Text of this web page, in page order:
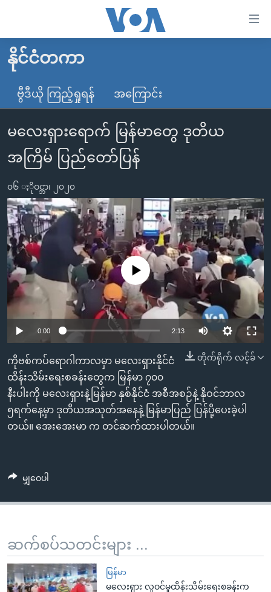
လွယ်ကူ
စေ
သည့်
များ
ပင်မ
သို့
ကျော်
ကြည့်
ရန်
ပင်မ
အ
ညွန်း
စာမျက်နှာ
ကြည့်
ရန်
ရှာဖွေ
ရန်
နေရာ
မူလစာမျက်နှာ
မြန်မာ
ကမ္ဘာ့သတင်းများ
နိုင်ငံတကာ
အမေရိကန်
အစ္စရေး-ပါလက်စတိုင်း
ဗွီဒီယို
သတင်းလွတ်လပ်ခွင့်
ရပ်ဝန်းတခု လမ်းတခု အလွန်
အင်္ဂလိပ်စာလေ့လာမယ်
အမေရိကန်သုံးအီဒီယံ
မကြေးမုံရဲ့ အင်္ဂလိပ်စာ
ရုပ်ရှင်ထဲက အင်္ဂလိပ်စာ
သုတပဒေသာ အင်္ဂလိပ်စာ
အပတ်စဉ်ကဏ္ဍများ
ရေဒီယို
တီဗွီ
ရေဒီယိုနှင့်ရုပ်သံ အချက်အလက်များ
ရေဒီယို/တီဗွီအစီအစဉ်
Learning English
ဗွီအိုအေ လူမှုကွန်ယက်များ
ဘာသာစကားများ
နိုင်ငံတကာ
ဗွီဒီယို ကြည့်ရှုရန် အကြောင်း
မလေးရှားရောက် မြန်မာတွေ ဒုတိယ
အကြိမ် ပြည်တော်ပြန်
၀၆ ႏိုဝင္ဘာ၊ ၂၀၂၀
No media source currently available
0:00 2:13
တိုက်ရိုက် လင့်ခ်
ကိုဗစ်ကပ်ရောဂါကာလမှာ မလေးရှားနိုင်ငံ
ထိန်းသိမ်းရေးစခန်းတွေက မြန်မာ ၇၀၀
နီးပါးကို မလေးရှားနဲ့မြန်မာ နှစ်နိုင်ငံ အစီအစဉ်နဲ့ နိုဝင်ဘာလ
၅ရက်နေ့မှာ ဒုတိယအသုတ်အနေနဲ့ မြန်မာပြည် ပြန်ပို့ပေးခဲ့ပါ
တယ်။ အေးအေးမာ က တင်ဆက်ထားပါတယ်။
မျှဝေပါ
ဆက်စပ်သတင်းများ ...
မြန်မာ
မလေးရှား လူဝင်မှုထိန်းသိမ်းရေးစခန်းက